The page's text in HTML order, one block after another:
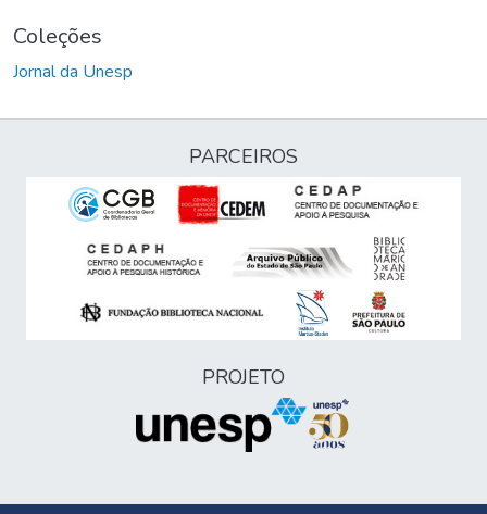
Coleções
Jornal da Unesp
PARCEIROS
PROJETO